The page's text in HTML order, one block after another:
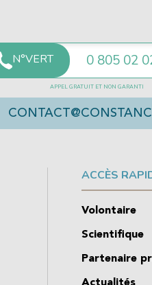
N°VERT 0 805 02
APPEL GRATUIT ET NON GARANTI
ACCÈS
Volontaire
Scientifique
Partenaire
Actualités